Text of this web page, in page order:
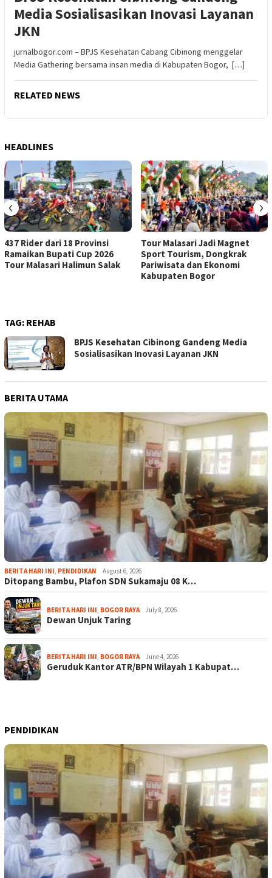
Media Sosialisasikan Inovasi Layanan
JKN
jurnalbogor.com – BPJS Kesehatan Cabang Cibinong menggelar
Media Gathering bersama insan media di Kabupaten Bogor, […]
RELATED NEWS
HEADLINES
437 Rider dari 18 Provinsi
Ramaikan Bupati Cup 2026
Tour Malasari Halimun Salak
Tour Malasari Jadi Magnet
Sport Tourism, Dongkrak
Pariwisata dan Ekonomi
Kabupaten Bogor
‹ ›
TAG: REHAB
BPJS Kesehatan Cibinong Gandeng Media
Sosialisasikan Inovasi Layanan JKN
BERITA UTAMA
BERITA HARI INI, PENDIDIKAN August 6, 2026
Ditopang Bambu, Plafon SDN Sukamaju 08 K…
BERITA HARI INI, BOGOR RAYA July 8, 2026
Dewan Unjuk Taring
BERITA HARI INI, BOGOR RAYA June 4, 2026
Geruduk Kantor ATR/BPN Wilayah 1 Kabupat…
PENDIDIKAN